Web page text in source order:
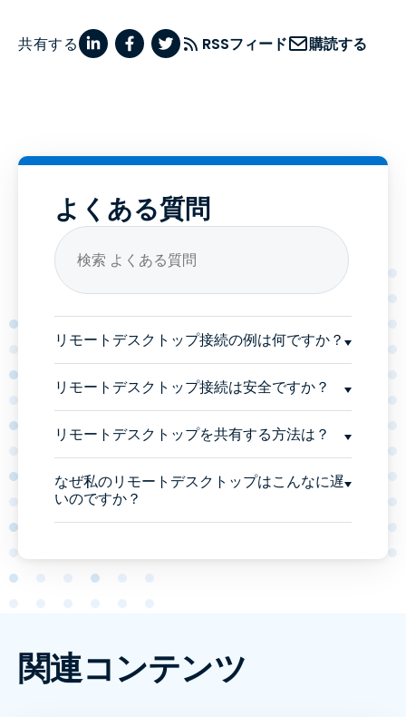
共有する RSSフィード 購読する
よくある質問
リモートデスクトップ接続の例は何ですか？
リモートデスクトップ接続は安全ですか？
リモートデスクトップを共有する方法は？
なぜ私のリモートデスクトップはこんなに遅
いのですか？
関連コンテンツ